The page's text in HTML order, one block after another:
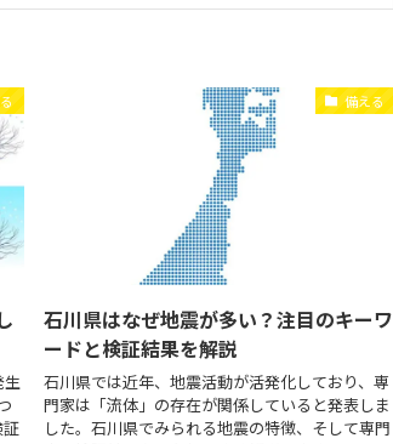
生
備える
石川県はなぜ地震が多い？注目のキーワ
ードと検証結果を解説
石川県では近年、地震活動が活発化しており、専
門家は「流体」の存在が関係していると発表しま
した。石川県でみられる地震の特徴、そして専門